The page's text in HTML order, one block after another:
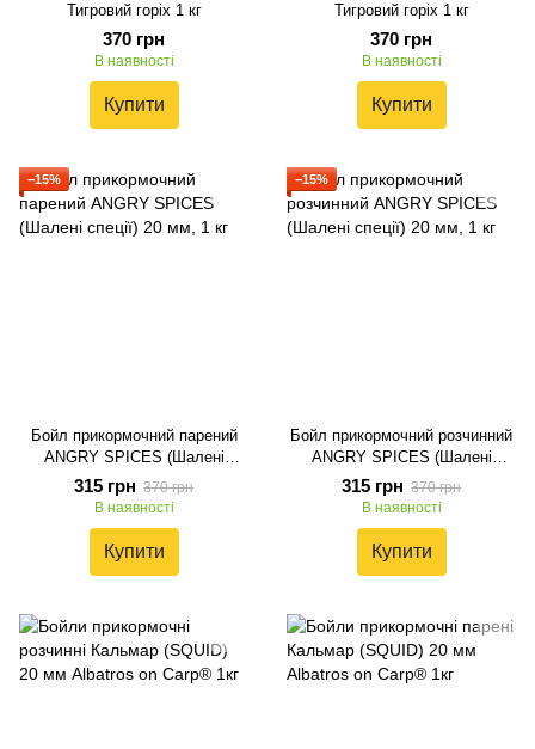
Тигровий горіх 1 кг
370 грн
В наявності
Купити
Тигровий горіх 1 кг
370 грн
В наявності
Купити
−15%
Бойл прикормочний парений
ANGRY SPICES (Шалені
спеції) 20 мм, 1 кг
315 грн 370 грн
В наявності
Купити
−15%
Бойл прикормочний розчинний
ANGRY SPICES (Шалені
спеції) 20 мм, 1 кг
315 грн 370 грн
В наявності
Купити